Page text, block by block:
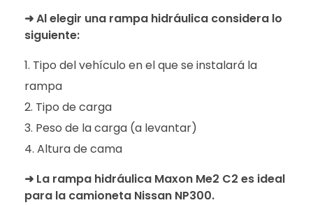
➜Al elegir una rampa hidráulica considera lo
siguiente:
Tipo del vehículo en el que se instalará la
rampa
Tipo de carga
Peso de la carga (a levantar)
Altura de cama
➜ La rampa hidráulica Maxon Me2 C2 es ideal
para la camioneta Nissan NP300.